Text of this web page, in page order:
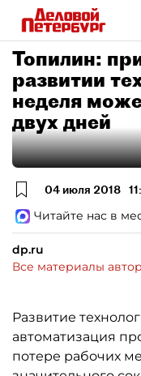
Топилин:
развитии
неделя
двух дней
04 июля 2018
Читайте нас в
dp.ru
Все материалы
Развитие
автоматизация
потере рабочих